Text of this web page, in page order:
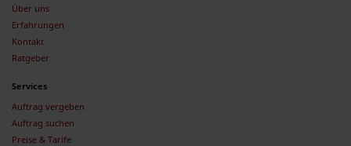
Über uns
Erfahrungen
Kontakt
Ratgeber
Services
Auftrag vergeben
Auftrag suchen
Preise & Tarife